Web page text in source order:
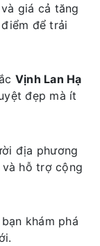
giá cả tăng
để trải
Vịnh Lan Hạ
đẹp mà ít
địa phương
hỗ trợ cộng
khám phá